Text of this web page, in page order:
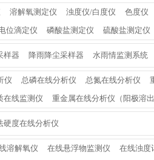
溶解氧测定仪 浊度仪/白度仪 色度仪
位滴定仪 磷酸盐测定仪 硫酸盐测定仪
样器 降雨降尘采样器 水雨情监测系统
仪 总磷在线分析仪 总氮在线分析仪
在线监测仪 重金属在线分析仪（阳极溶出
硬度在线分析仪
溶解氧仪 在线悬浮物监测仪 在线浊度